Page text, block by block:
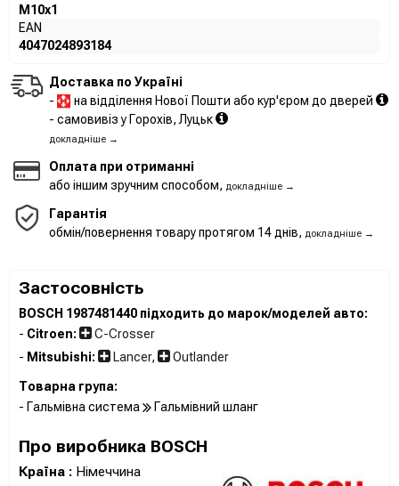
M10x1
EAN
4047024893184
Доставка по Україні
-
на відділення Нової Пошти або кур'єром до дверей
- самовивіз у Горохів, Луцьк
докладніше →
Оплата при отриманні
або іншим зручним способом, докладніше →
Гарантія
обмін/повернення товару протягом 14 днів, докладніше →
Застосовність
BOSCH 1987481440 підходить до марок/моделей авто:
- Citroen:
C-Crosser
- Mitsubishi: Lancer, Outlander
Товарна група:
- Гальмівна система
Гальмівний шланг
Про виробника BOSCH
Країна : Німеччина